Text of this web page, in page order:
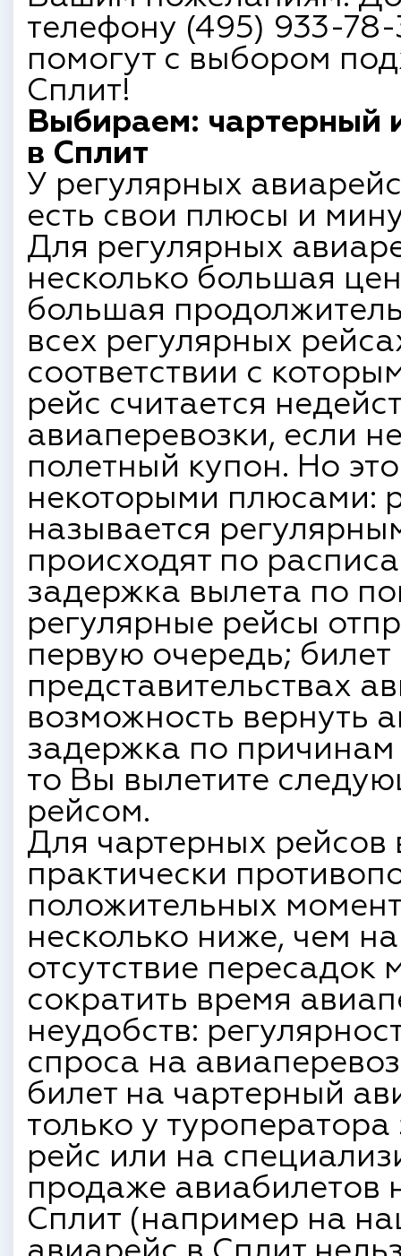
телефону (495) 933-
помогут с выбором
Сплит!
Выбираем: чартерный
в Сплит
У регулярных
есть свои плюсы и
Для регулярных
несколько большая
большая
всех регулярных
соответствии с
рейс считается
авиаперевозки, если
полетный купон. Но
некоторыми плюсами:
называется
происходят по
задержка вылета по
регулярные рейсы
первую очередь;
представительствах
возможность вернуть
задержка по причинам
то Вы вылетите
рейсом.
Для чартерных рейсов
практически
положительных
несколько ниже, чем
отсутствие пересадок
сократить время
неудобств:
спроса на
билет на чартерный
только у
рейс или на
продаже авиабилетов
Сплит (например на